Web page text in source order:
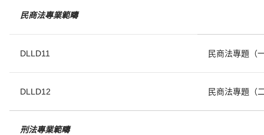
民商法專業範疇
DLLD11 民商法專題（
DLLD12 民商法專題（
刑法專業範疇